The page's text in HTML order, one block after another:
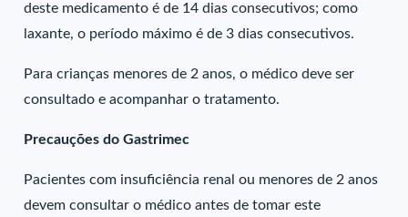
deste medicamento é de 14 dias consecutivos; como
laxante, o período máximo é de 3 dias consecutivos.
Para crianças menores de 2 anos, o médico deve ser
consultado e acompanhar o tratamento.
Precauções do Gastrimec
Pacientes com insuficiência renal ou menores de 2 anos
devem consultar o médico antes de tomar este